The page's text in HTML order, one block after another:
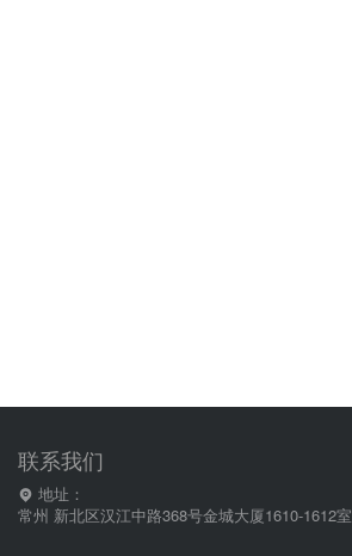
联系我们
地址：
常州 新北区汉江中路368号金城大厦1610-1612室